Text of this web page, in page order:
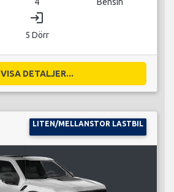
login
5 Dörr
VISA DETALJER...
LITEN/MELLANSTOR LASTBIL